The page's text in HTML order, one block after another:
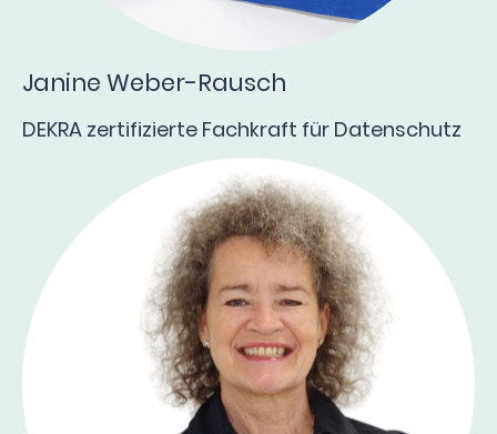
Janine Weber-Rausch
DEKRA zertifizierte Fachkraft für Datenschutz